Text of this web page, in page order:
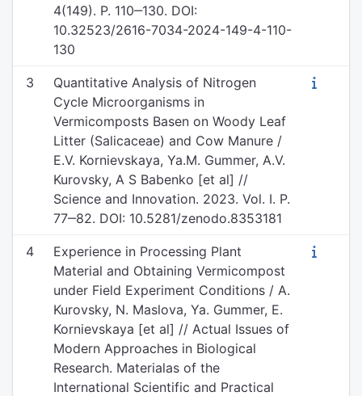
4(149). P. 110‒130. DOI:
10.32523/2616-7034-2024-149-4-110-
130
3
Quantitative Analysis of Nitrogen
Cycle Microorganisms in
Vermicomposts Basen on Woody Leaf
Litter (Salicaceae) and Cow Manure /
E.V. Kornievskaya, Ya.M. Gummer, A.V.
Kurovsky, A S Babenko [et al] //
Science and Innovation. 2023. Vol. I. P.
77‒82. DOI: 10.5281/zenodo.8353181
4
Experience in Processing Plant
Material and Obtaining Vermicompost
under Field Experiment Conditions / A.
Kurovsky, N. Maslova, Ya. Gummer, E.
Kornievskaya [et al] // Actual Issues of
Modern Approaches in Biological
Research. Materialas of the
International Scientific and Practical